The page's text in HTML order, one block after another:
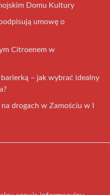
Domu Kultury
umowę o
Citroenem w
– jak wybrać idealny
drogach w Zamościu w I